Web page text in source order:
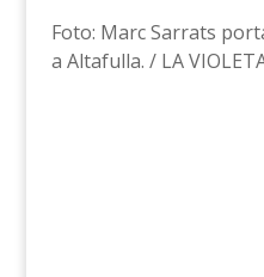
Foto: Marc Sarrats
a Altafulla. / LA